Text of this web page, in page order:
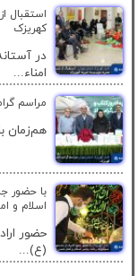
استقبال
کهریزک
در
امناء...
مراسم
هم‌زمان
با حضور
اسلام و
حضور
(ع)...